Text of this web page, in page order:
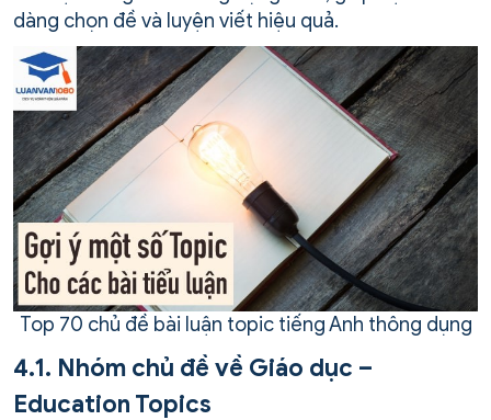
dàng chọn đề và luyện viết hiệu quả.
Top 70 chủ đề bài luận topic tiếng Anh thông dụng
4.1. Nhóm chủ đề về Giáo dục –
Education Topics